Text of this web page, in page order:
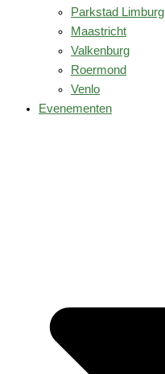
Parkstad Limburg
Maastricht
Valkenburg
Roermond
Venlo
Evenementen